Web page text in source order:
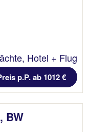
Hotel + Flug
p.P. ab 1012 €
BW